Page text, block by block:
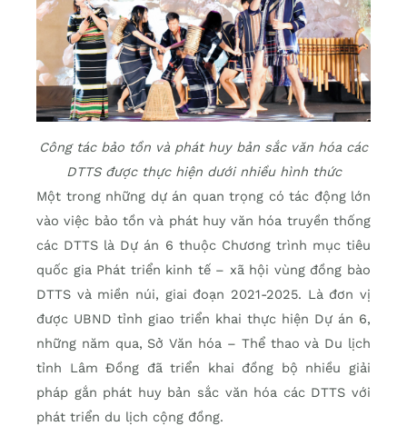
Công tác bảo tồn và phát huy bản sắc văn hóa các
DTTS được thực hiện dưới nhiều hình thức
Một trong những dự án quan trọng có tác động lớn
vào việc bảo tồn và phát huy văn hóa truyền thống
các DTTS là Dự án 6 thuộc Chương trình mục tiêu
quốc gia Phát triển kinh tế – xã hội vùng đồng bào
DTTS và miền núi, giai đoạn 2021-2025. Là đơn vị
được UBND tỉnh giao triển khai thực hiện Dự án 6,
những năm qua, Sở Văn hóa – Thể thao và Du lịch
tỉnh Lâm Đồng đã triển khai đồng bộ nhiều giải
pháp gắn phát huy bản sắc văn hóa các DTTS với
phát triển du lịch cộng đồng.